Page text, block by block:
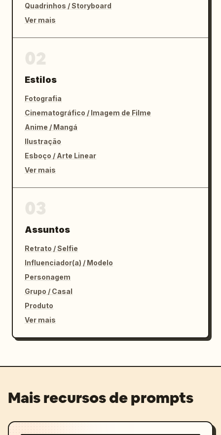
Quadrinhos / Storyboard
Ver mais
Estilos
Fotografia
Cinematográfico / Imagem de Filme
Anime / Mangá
Ilustração
Esboço / Arte Linear
Ver mais
Assuntos
Retrato / Selfie
Influenciador(a) / Modelo
Personagem
Grupo / Casal
Produto
Ver mais
Mais recursos de prompts